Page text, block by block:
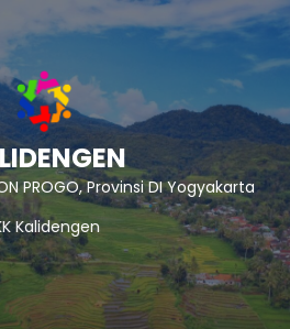
PROGO, Provinsi DI Yogyakarta